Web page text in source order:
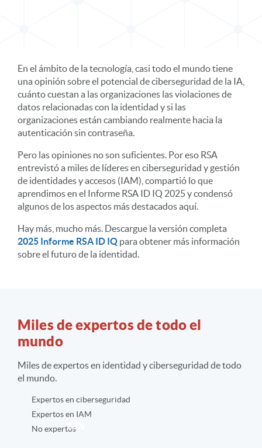
En el ámbito de la tecnología, casi todo el mundo tiene
una opinión sobre el potencial de ciberseguridad de la IA,
cuánto cuestan a las organizaciones las violaciones de
datos relacionadas con la identidad y si las
organizaciones están cambiando realmente hacia la
autenticación sin contraseña.
Pero las opiniones no son suficientes. Por eso RSA
entrevistó a miles de líderes en ciberseguridad y gestión
de identidades y accesos (IAM), compartió lo que
aprendimos en el Informe RSA ID IQ 2025 y condensó
algunos de los aspectos más destacados aquí.
Hay más, mucho más. Descargue la versión completa
2025 Informe RSA ID IQ para obtener más información
sobre el futuro de la identidad.
Miles de expertos de todo el
mundo
Miles de expertos en identidad y ciberseguridad de todo
el mundo.
Expertos en ciberseguridad
Expertos en IAM
No expertos
26%